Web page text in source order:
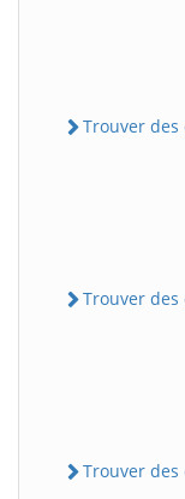
Trouver des
Trouver des
Trouver des